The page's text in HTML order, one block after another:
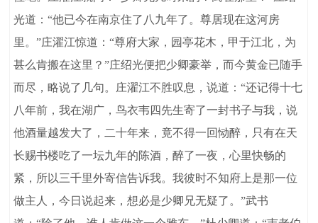
光道：“他已今在南京住了八九年了。尊居现在这河房
里。”庄濯江惊道：“尊府大家，园亭花木，甲于江北，为
甚么肯搬在这里？”庄绍光便把少卿豪举，而今黄金已随手
而尽，略说了几句。庄濯江不胜叹息，说道：“还记得十七
八年前，我在湖广，鸟衣韦四先生寄了一封书子与我，说
他酒量越发大了，二十年来，竟不得一回恸醉，只有在天
长赐书楼吃了一坛九年的陈酒，醉了一夜，心里快畅的
紧，所以三千里外寄信告诉我。我彼时不知府上是那一位
做主人，今日说起来，想必是少卿兄无疑了。”武书